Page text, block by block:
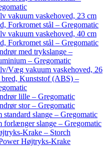
vakuum vaskehoved, 23 cm
Forkromet stål – Gregomatic
vakuum vaskehoved, 40 cm
Forkromet stål – Gregomatic
med trykslange –
– Gregomatic
Væg vakuum vaskehoved, 26
bred, Kunststof (ABS) –
lille – Gregomatic
stor – Gregomatic
standard slange – Gregomatic
forlænger slange – Gregomatic
Krake – Storch
Højtryks-Krake